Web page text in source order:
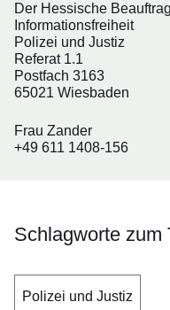
Der Hessische
Informationsfreiheit
Polizei und Justiz
Referat 1.1
Postfach 3163
65021 Wiesbaden
Frau Zander
+49 611 1408-156
Schlagworte zum
Polizei und Justiz